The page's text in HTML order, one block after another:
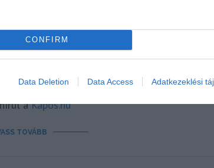
CONFIRM
Data Deletion Data Access Adatkezeklési
AZ
KAPOSVÁRON
hogy az egészségügyi
aKapos.hu
TOVÁBB